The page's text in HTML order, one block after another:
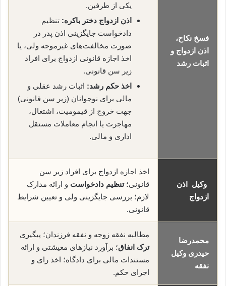
فسخ نکاح،
اذن ازدواج و
اثبات رشد
یکی از طرفین.
اذن ازدواج دختر باکره: تنظیم
دادخواست جایگزینی اذن پدر در
صورت مخالفت‌های غیرموجه ولی، یا
اخذ اجازه قانونی ازدواج برای افراد
زیر سن قانونی.
اخذ حکم رشد: اثبات رشد عقلی و
مالی برای نوجوانان (زیر سن قانونی)
جهت خروج از قیمومیت، اشتغال،
مهاجرت یا انجام معاملات مستقل
اداری و مالی.
وکیل اذن
ازدواج
اخذ اجازه ازدواج برای افراد زیر سن
قانونی؛تنظیم دادخواست و ارائه مدارک
لازم؛ بررسی جایگزینی ولی و تعیین شرایط
قانونی.
محمدرضا
حیدری وکیل
نفقه
مطالبه نفقه زوجه و نفقه فرزندان؛ پیگیری
ترک انفاق؛ برآورد نیازهای معیشتی و ارائه
مستندات مالی برای دادگاه؛ اخذ رای و
اجرای حکم.